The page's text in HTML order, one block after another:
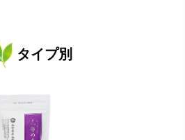
タイプ別